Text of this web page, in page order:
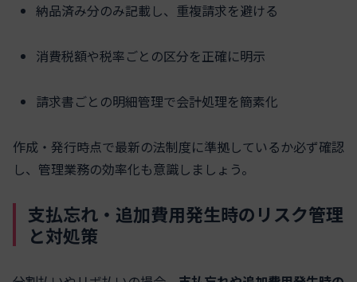
納品済み分のみ記載し、重複請求を避ける
消費税額や税率ごとの区分を正確に明示
請求書ごとの明細管理で会計処理を簡素化
作成・発行時点で最新の法制度に準拠しているか必ず確認
し、管理業務の効率化も意識しましょう。
支払忘れ・追加費用発生時のリスク管理
と対処策